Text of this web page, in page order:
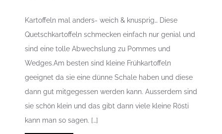
Kartoffeln mal anders- weich & knusprig… Diese
Quetschkartoffeln schmecken einfach nur genial und
sind eine tolle Abwechslung zu Pommes und
Wedges.Am besten sind kleine Frühkartoffeln
geeignet da sie eine dünne Schale haben und diese
dann gut mitgegessen werden kann. Ausserdem sind
sie schön klein und das gibt dann viele kleine Rösti
kann man so sagen. […]